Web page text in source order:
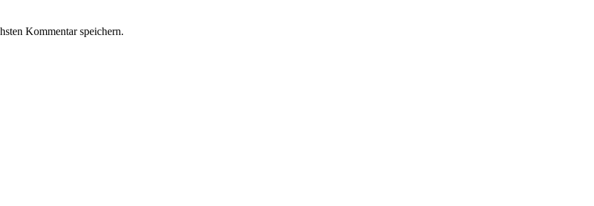
Kommentar speichern.